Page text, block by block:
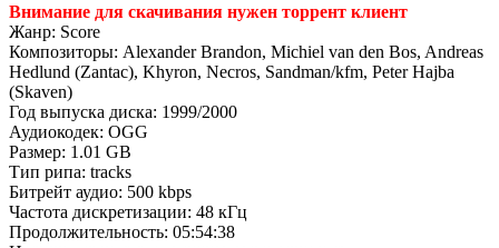
Внимание для скачивания нужен торрент клиент
Жанр: Score
Композиторы: Alexander Brandon, Michiel van den Bos, Andreas
Hedlund (Zantac), Khyron, Necros, Sandman/kfm, Peter Hajba
(Skaven)
Год выпуска диска: 1999/2000
Аудиокодек: OGG
Размер: 1.01 GB
Тип рипа: tracks
Битрейт аудио: 500 kbps
Частота дискретизации: 48 кГц
Продолжительность: 05:54:38